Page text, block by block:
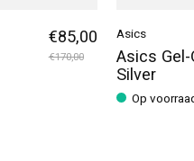
€85,00
€170,00
Asics
Asics
Silver
Op